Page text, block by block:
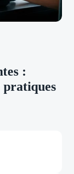
:
pratiques